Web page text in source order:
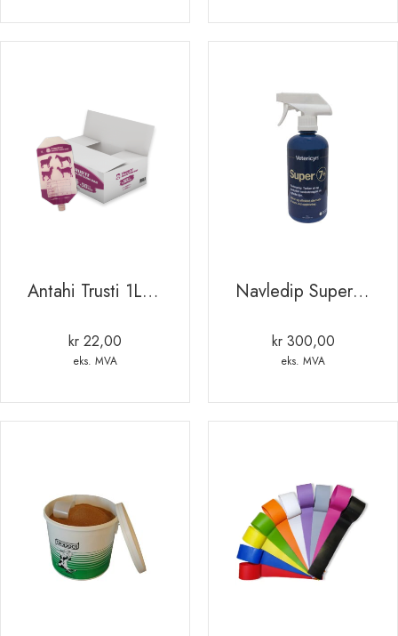
Antahi Trusti 1L råmelksposer stk
kr 22,00
eks. MVA
Navledip Super 7+ 500ml
kr300,00
eks. MVA